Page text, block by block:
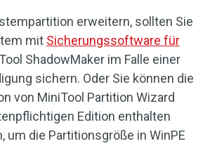
erweitern, sollten Sie
mit Sicherungssoftware für
ShadowMaker im Falle einer
sichern. Oder Sie können die
von MiniTool Partition Wizard
Edition enthalten
um die Partitionsgröße in WinPE